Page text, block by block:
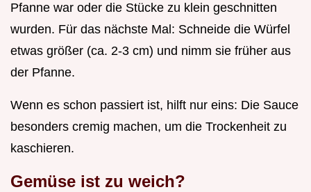
Pfanne war oder die Stücke zu klein geschnitten
wurden. Für das nächste Mal: Schneide die Würfel
etwas größer (ca. 2-3 cm) und nimm sie früher aus
der Pfanne.
Wenn es schon passiert ist, hilft nur eins: Die Sauce
besonders cremig machen, um die Trockenheit zu
kaschieren.
Gemüse ist zu weich?